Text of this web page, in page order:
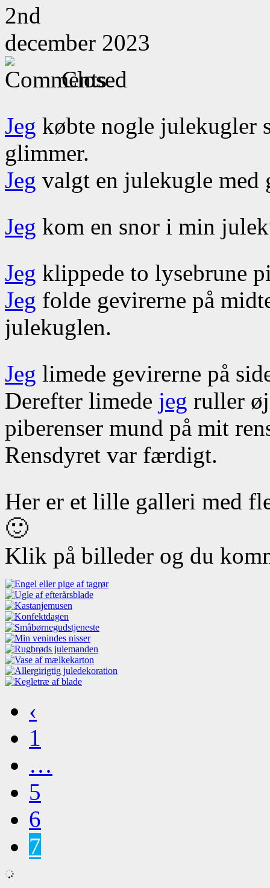
2nd
december 2023
Closed
Jeg købte nogle julekugler
glimmer.
Jeg valgt en julekugle med
Jeg kom en snor i min
Jeg klippede to lysebrune
Jeg folde gevirerne på
julekuglen.
Jeg limede gevirerne på
Derefter limede jeg ruller
piberenser mund på mit
Rensdyret var færdigt.
Her er et lille galleri med
🙂
Klik på billeder og du
‹
1
…
5
6
7